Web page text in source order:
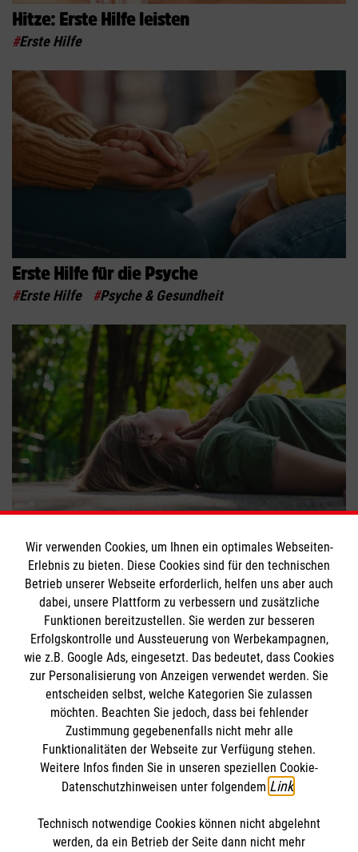
FINDE DEIN ENGAGEMENT
Hitze: Erste Hilfe leisten
#Erste Hilfe
Erste Hilfe für die Psyche
#Erste Hilfe #Psyche & Gesundheit
Frauen
Erste Hilfe
Bewerte diesen Artikel
Themenübersicht Über diesen Hub
Wir verwenden Cookies, um Ihnen ein optimales Webseiten-
Erlebnis zu bieten. Diese Cookies sind für den technischen
Betrieb unserer Webseite erforderlich, helfen uns aber auch
dabei, unsere Plattform zu verbessern und zusätzliche
Funktionen bereitzustellen. Sie werden zur besseren
Erfolgskontrolle und Aussteuerung von Werbekampagnen,
wie z.B. Google Ads, eingesetzt. Das bedeutet, dass Cookies
zur Personalisierung von Anzeigen verwendet werden. Sie
entscheiden selbst, welche Kategorien Sie zulassen
möchten. Beachten Sie jedoch, dass bei fehlender
Zustimmung gegebenenfalls nicht mehr alle
Funktionalitäten der Webseite zur Verfügung stehen.
Weitere Infos finden Sie in unseren speziellen Cookie-
Datenschutzhinweisen unter folgendem Link
Technisch notwendige Cookies können nicht abgelehnt
werden, da ein Betrieb der Seite dann nicht mehr